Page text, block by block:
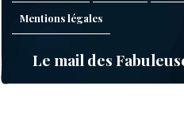
Mentions légales
Le mail des